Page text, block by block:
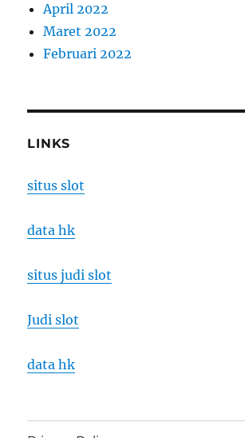
April 2022
Maret 2022
Februari 2022
LINKS
situs slot
data hk
situs judi slot
Judi slot
data hk